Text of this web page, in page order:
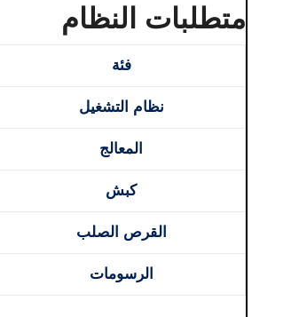
متطلبات النظام
فئة
نظام التشغيل
المعالج
كبش
القرص الصلب
الرسومات